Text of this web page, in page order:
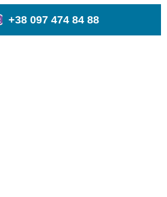
+38 097 474 84 88